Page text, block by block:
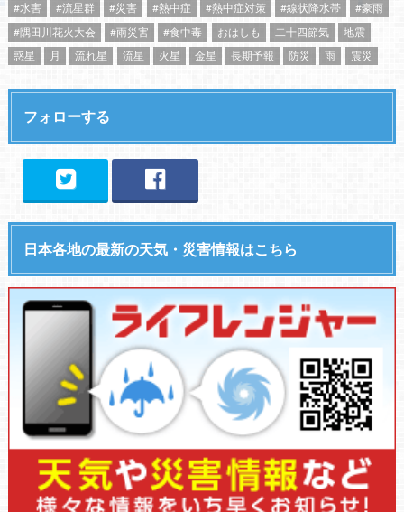
#水害
#流星群 #災害 #熱中症 #熱中症対策 #線状降水帯
#豪雨
#隅田川花火大会
#雨災害 #食中毒 おはしも 二十四節気
地震
惑星
月 流れ星 流星 火星 金星 長期予報 防災 雨 震災
フォローする
日本各地の最新の天気・災害情報はこちら